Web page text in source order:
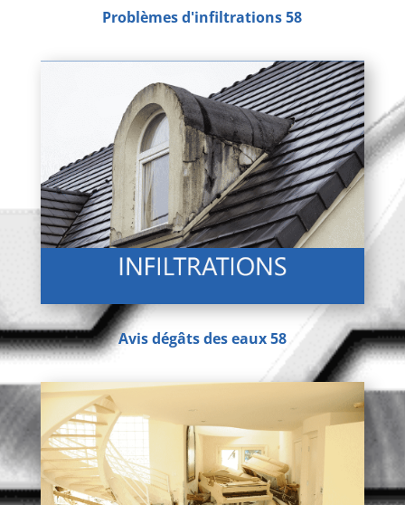
Problèmes d'infiltrations 58
Avis dégâts des eaux 58